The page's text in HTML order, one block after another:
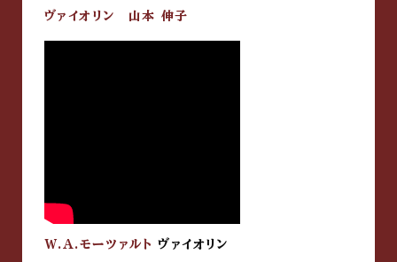
ヴァイオリン 山本 伸子
W.A.モーツァルトヴァイオリン